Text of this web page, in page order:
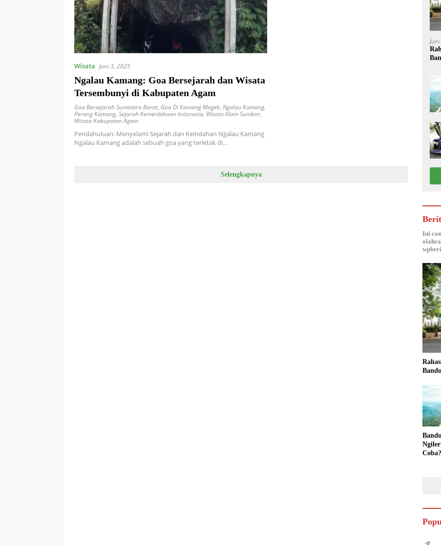
Wisata Juni 3, 2025
Ngalau Kamang: Goa Bersejarah dan Wisata
Tersembunyi di Kabupaten Agam
Goa Bersejarah Sumatera Barat, Goa Di Kamang Magek, Ngalau Kamang,
Perang Kamang, Sejarah Kemerdekaan Indonesia, Wisata Alam Sumbar,
Wisata Kabupaten Agam
Pendahuluan: Menyelami Sejarah dan Keindahan Ngalau Kamang
Ngalau Kamang adalah sebuah goa yang terletak di…
Selengkapnya
Ini
Coba?